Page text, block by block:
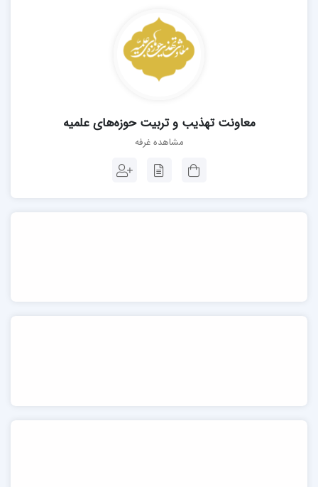
معاونت تهذیب و تربیت حوزه‌های علمیه
مشاهده غرفه